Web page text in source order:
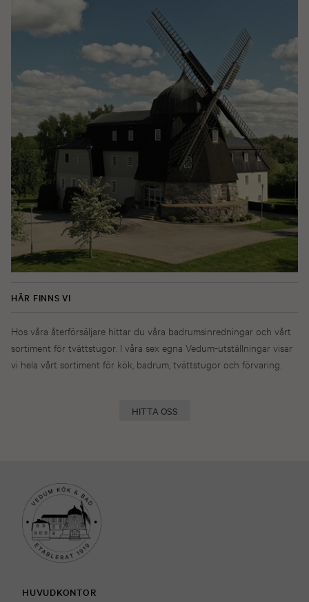
HÄR FINNS VI
Hos våra återförsäljare hittar du våra badrumsinredningar och vårt
sortiment för tvättstugor. I våra sex egna Vedum-utställningar visar
vi hela vårt sortiment för kök, badrum, tvättstugor och förvaring.
HITTA OSS
HUVUDKONTOR